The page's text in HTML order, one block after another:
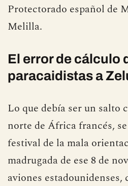
Protectorado español de
Melilla.
El error de cálculo
paracaidistas a
Lo que debía ser un salto
norte de África francés,
festival de la mala
madrugada de ese 8 de
aviones estadounidenses,